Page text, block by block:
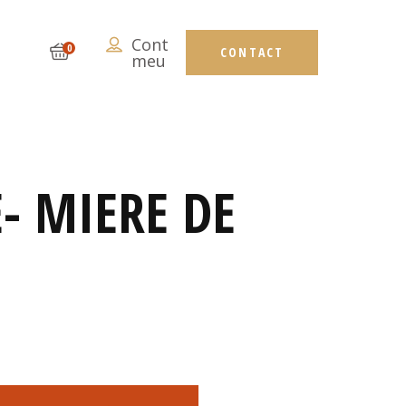
0 Cont
meu CONTACT
MIERE DE